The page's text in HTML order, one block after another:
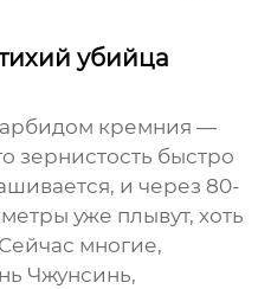
убийца
кремния —
зернистость быстро
и через 80-
уже плывут, хоть
многие,
Чжунсинь,